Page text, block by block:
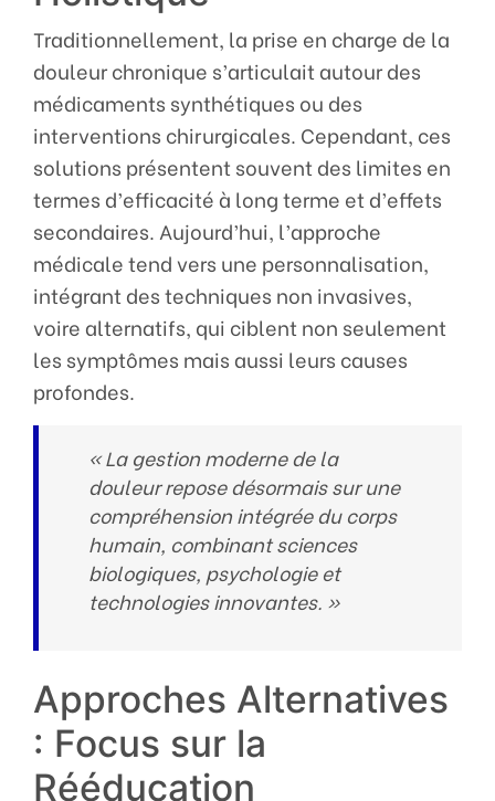
Traditionnellement, la prise en charge de la
douleur chronique s’articulait autour des
médicaments synthétiques ou des
interventions chirurgicales. Cependant, ces
solutions présentent souvent des limites en
termes d’efficacité à long terme et d’effets
secondaires. Aujourd’hui, l’approche
médicale tend vers une personnalisation,
intégrant des techniques non invasives,
voire alternatifs, qui ciblent non seulement
les symptômes mais aussi leurs causes
profondes.
« La gestion moderne de la
douleur repose désormais sur une
compréhension intégrée du corps
humain, combinant sciences
biologiques, psychologie et
technologies innovantes. »
Approches Alternatives
: Focus sur la
Rééducation